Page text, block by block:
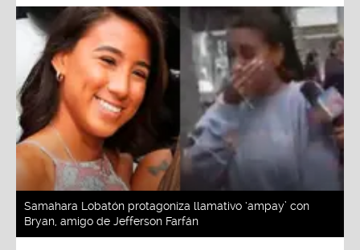
Samahara Lobatón protagoniza llamativo ‘ampay’ con
Bryan, amigo de Jefferson Farfán